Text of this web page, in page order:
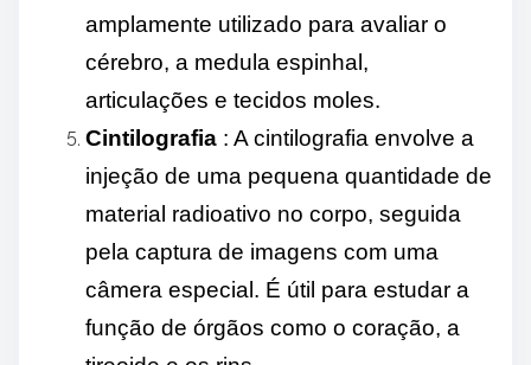
amplamente utilizado para avaliar o
cérebro, a medula espinhal,
articulações e tecidos moles.
Cintilografia : A cintilografia envolve a
injeção de uma pequena quantidade de
material radioativo no corpo, seguida
pela captura de imagens com uma
câmera especial. É útil para estudar a
função de órgãos como o coração, a